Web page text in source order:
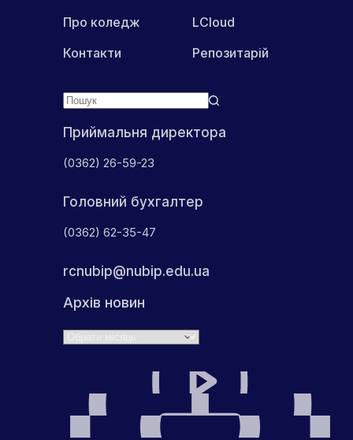
Приймальня директора
(0362) 26-59-23
Головний бухгалтер
(0362) 62-35-47
rcnubip@nubip.edu.ua
Архів новин
Про коледж
Контакти
LCloud
Репозитарій